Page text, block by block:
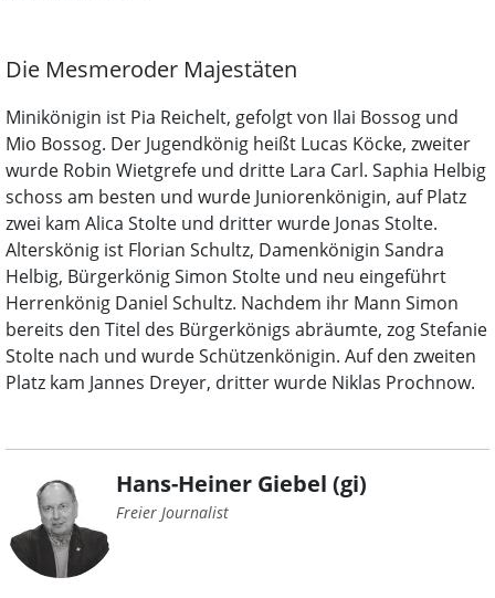
Die Mesmeroder Majestäten
Minikönigin ist Pia Reichelt, gefolgt von Ilai Bossog und
Mio Bossog. Der Jugendkönig heißt Lucas Köcke, zweiter
wurde Robin Wietgrefe und dritte Lara Carl. Saphia Helbig
schoss am besten und wurde Juniorenkönigin, auf Platz
zwei kam Alica Stolte und dritter wurde Jonas Stolte.
Alterskönig ist Florian Schultz, Damenkönigin Sandra
Helbig, Bürgerkönig Simon Stolte und neu eingeführt
Herrenkönig Daniel Schultz. Nachdem ihr Mann Simon
bereits den Titel des Bürgerkönigs abräumte, zog Stefanie
Stolte nach und wurde Schützenkönigin. Auf den zweiten
Platz kam Jannes Dreyer, dritter wurde Niklas Prochnow.
Hans-Heiner Giebel (gi)
Freier Journalist